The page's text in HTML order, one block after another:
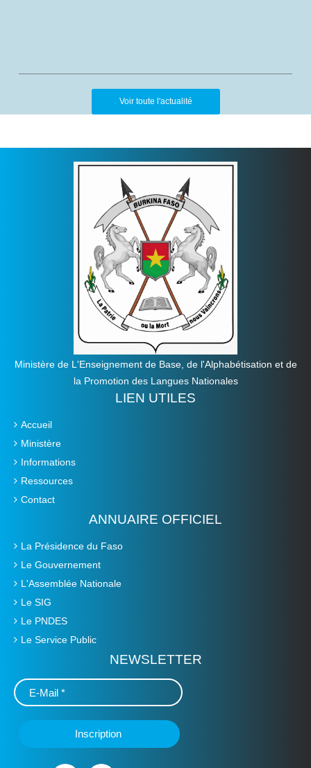
Voir toute l'actualité
Ministère de L'Enseignement de Base, de l'Alphabétisation et de
la Promotion des Langues Nationales
LIEN UTILES
Accueil
Ministère
Informations
Ressources
Contact
ANNUAIRE OFFICIEL
La Présidence du Faso
Le Gouvernement
L'Assemblée Nationale
Le SIG
Le PNDES
Le Service Public
NEWSLETTER